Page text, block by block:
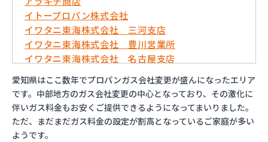
イトープロパン株式会社
イワタニ東海株式会社 三河支店
イワタニ東海株式会社 豊川営業所
イワタニ東海株式会社 名古屋支店
イワタニ東海株式会社 名古屋南営業所
およべプロパン
ガスショップイチカワ
ガステックサービス株式会社 安城営業所
ガステックサービス株式会社 西三河支店
愛知県はここ数年でプロパンガス会社変更が盛んになったエリア
です。中部地方のガス会社変更の中心となっており、その激化に
伴いガス料金もお安くご提供できるようになってまいりました。
ただ、まだまだガス料金の設定が割高となっているご家庭が多い
ようです。